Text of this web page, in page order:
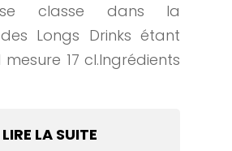
classe dans la
Longs Drinks étant
mesure 17 cl.Ingrédients
LIRE LA SUITE